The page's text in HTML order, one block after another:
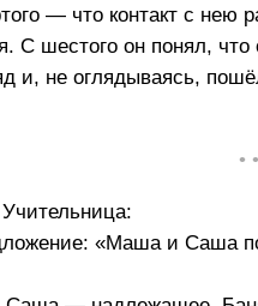
— что контакт с
С шестого он понял,
и, не оглядываясь,
•
«Маша и Саша